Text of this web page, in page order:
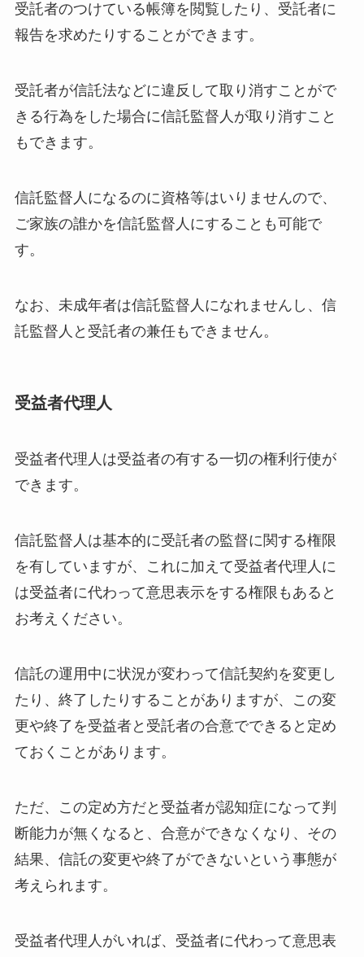
受託者のつけている帳簿を閲覧したり、受託者に
報告を求めたりすることができます。
受託者が信託法などに違反して取り消すことがで
きる行為をした場合に信託監督人が取り消すこと
もできます。
信託監督人になるのに資格等はいりませんので、
ご家族の誰かを信託監督人にすることも可能で
す。
なお、未成年者は信託監督人になれませんし、信
託監督人と受託者の兼任もできません。
受益者代理人
受益者代理人は受益者の有する一切の権利行使が
できます。
信託監督人は基本的に受託者の監督に関する権限
を有していますが、これに加えて受益者代理人に
は受益者に代わって意思表示をする権限もあると
お考えください。
信託の運用中に状況が変わって信託契約を変更し
たり、終了したりすることがありますが、この変
更や終了を受益者と受託者の合意でできると定め
ておくことがあります。
ただ、この定め方だと受益者が認知症になって判
断能力が無くなると、合意ができなくなり、その
結果、信託の変更や終了ができないという事態が
考えられます。
受益者代理人がいれば、受益者に代わって意思表